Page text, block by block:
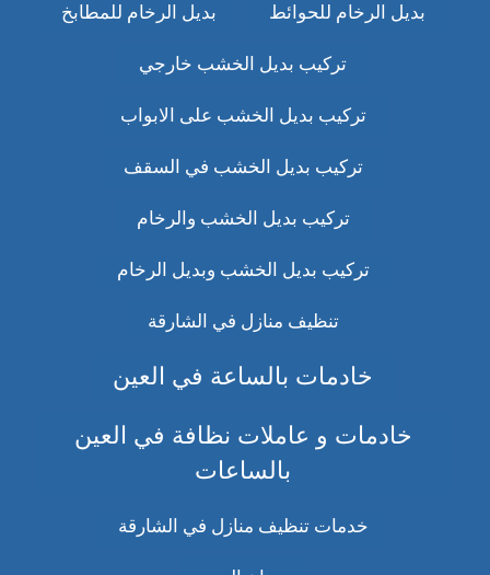
بديل الرخام للحوائط بديل الرخام للمطابخ
تركيب بديل الخشب خارجي
تركيب بديل الخشب على الابواب
تركيب بديل الخشب في السقف
تركيب بديل الخشب والرخام
تركيب بديل الخشب وبديل الرخام
تنظيف منازل في الشارقة
خادمات بالساعة في العين
خادمات و عاملات نظافة في العين
بالساعات
خدمات تنظيف منازل في الشارقة